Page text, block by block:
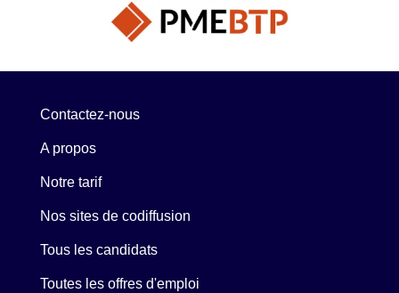
Contactez-nous
A propos
Notre tarif
Nos sites de codiffusion
Tous les candidats
Toutes les offres d'emploi